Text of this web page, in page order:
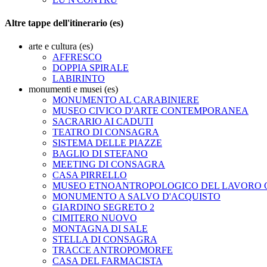
Altre tappe dell'itinerario (es)
arte e cultura (es)
AFFRESCO
DOPPIA SPIRALE
LABIRINTO
monumenti e musei (es)
MONUMENTO AL CARABINIERE
MUSEO CIVICO D'ARTE CONTEMPORANEA
SACRARIO AI CADUTI
TEATRO DI CONSAGRA
SISTEMA DELLE PIAZZE
BAGLIO DI STEFANO
MEETING DI CONSAGRA
CASA PIRRELLO
MUSEO ETNOANTROPOLOGICO DEL LAVORO
MONUMENTO A SALVO D'ACQUISTO
GIARDINO SEGRETO 2
CIMITERO NUOVO
MONTAGNA DI SALE
STELLA DI CONSAGRA
TRACCE ANTROPOMORFE
CASA DEL FARMACISTA